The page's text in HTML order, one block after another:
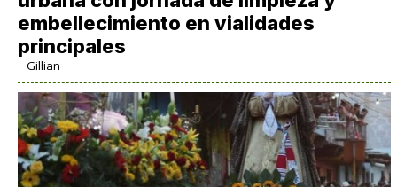
embellecimiento en vialidades
principales
Gillian